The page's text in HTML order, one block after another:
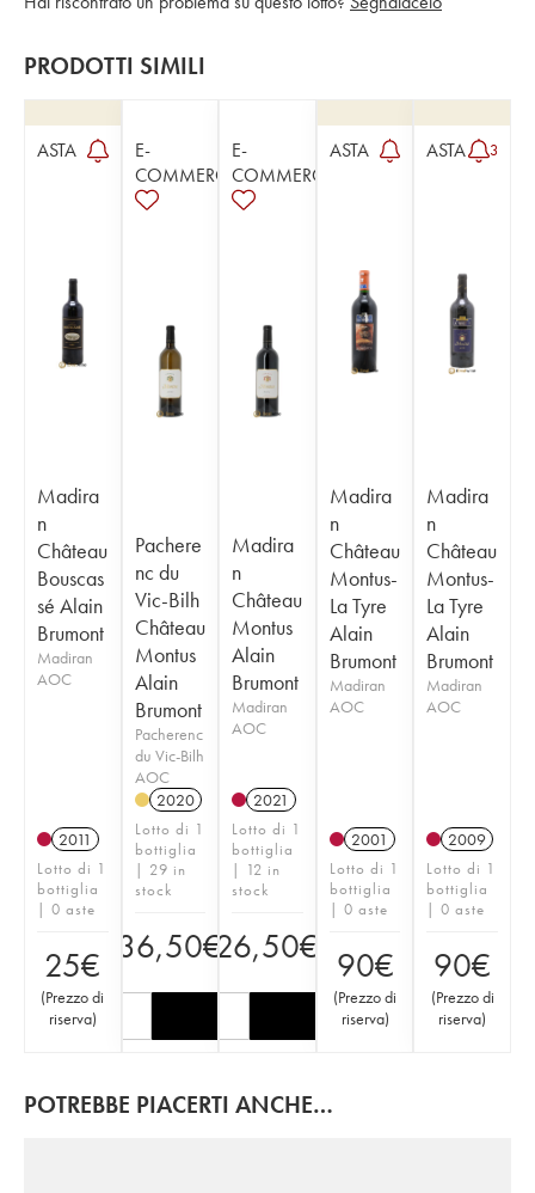
PRODOTTI SIMILI
ASTA
Madira
n
Château
Bouscas
sé Alain
Brumont
Madiran
AOC
2011
Lotto di 1
bottiglia
| 0 aste
25€
(Prezzo di
riserva)
E-
COMMERCE
Pachere
nc du
Vic-Bilh
Château
Montus
Alain
Brumont
Pacherenc
du Vic-Bilh
AOC
2020
Lotto di 1
bottiglia
| 29 in
stock
36,50€
E-
COMMERCE
Madira
n
Château
Montus
Alain
Brumont
Madiran
AOC
2021
Lotto di 1
bottiglia
| 12 in
stock
26,50€
ASTA
Madira
n
Château
Montus-
La Tyre
Alain
Brumont
Madiran
AOC
2001
Lotto di 1
bottiglia
| 0 aste
90€
(Prezzo di
riserva)
ASTA 3
Madira
n
Château
Montus-
La Tyre
Alain
Brumont
Madiran
AOC
2009
Lotto di 1
bottiglia
| 0 aste
90€
(Prezzo di
riserva)
POTREBBE PIACERTI ANCHE…